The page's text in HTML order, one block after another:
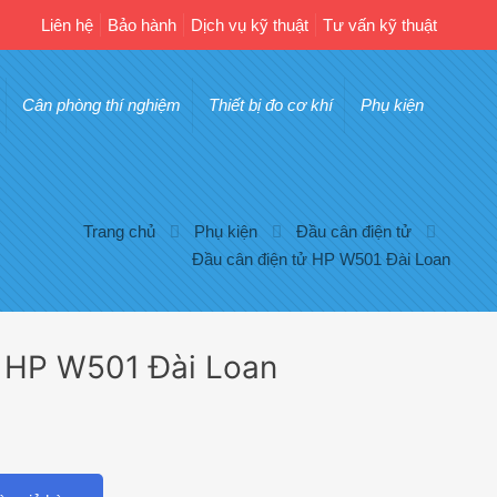
Liên hệ Bảo hành Dịch vụ kỹ thuật Tư vấn kỹ thuật
Cân phòng thí nghiệm Thiết bị đo cơ khí Phụ kiện
Trang chủ Phụ kiện
Đầu cân điện tử
Đầu cân điện tử HP W501 Đài Loan
W501 Đài Loan